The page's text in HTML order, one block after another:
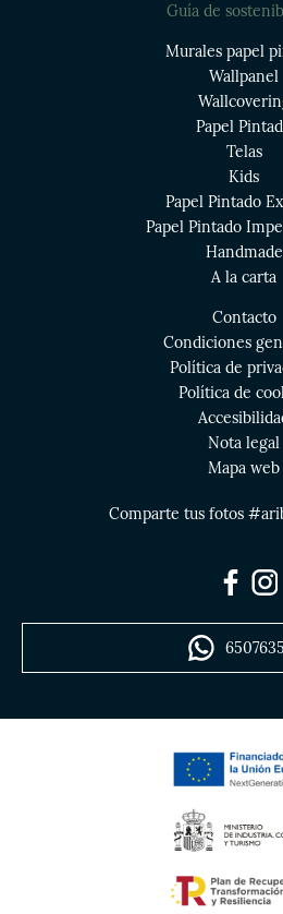
Guía de
Murales papel
Wallpanel
Papel
Telas
Kids
Papel Pintado
Papel Pintado
Handmade
A la carta
Contacto
Condiciones
Política de
Política de
Nota legal
Mapa web
Comparte tus fotos